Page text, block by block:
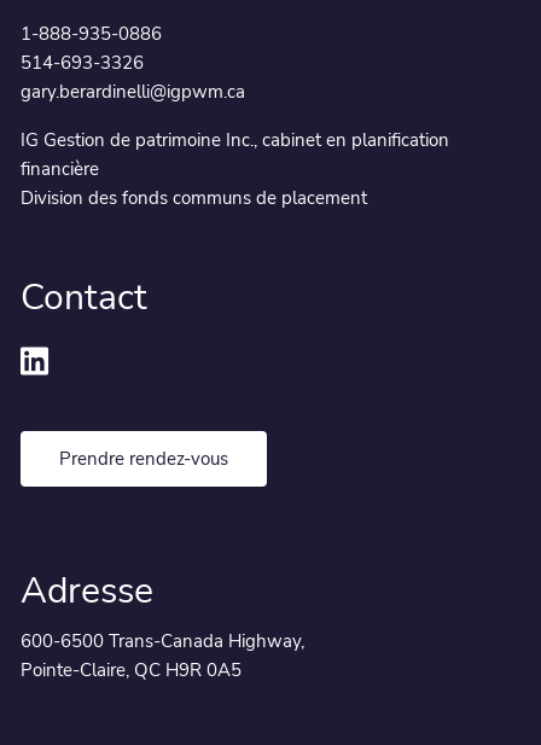
1-888-935-0886
514-693-3326
gary.berardinelli@igpwm.ca
IG Gestion de patrimoine Inc., cabinet en planification
financière
Division des fonds communs de placement
Contact
Prendre rendez-vous
Adresse
600-6500 Trans-Canada Highway,
Pointe-Claire, QC H9R 0A5